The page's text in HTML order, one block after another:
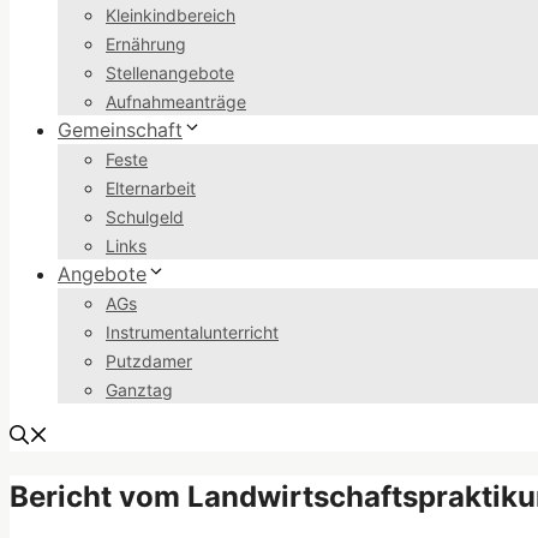
Kleinkindbereich
Ernährung
Stellenangebote
Aufnahmeanträge
Gemeinschaft
Feste
Elternarbeit
Schulgeld
Links
Angebote
AGs
Instrumentalunterricht
Putzdamer
Ganztag
Bericht vom